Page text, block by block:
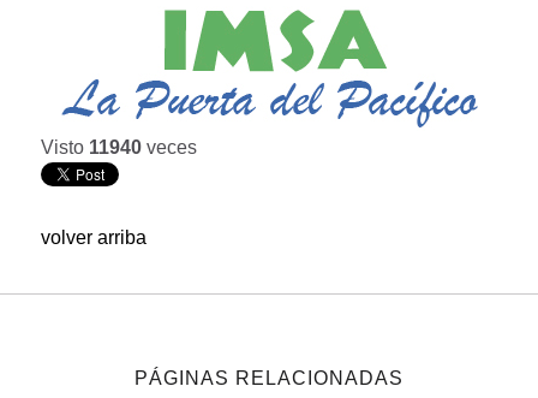
Visto 11940 veces
volver arriba
PÁGINAS RELACIONADAS